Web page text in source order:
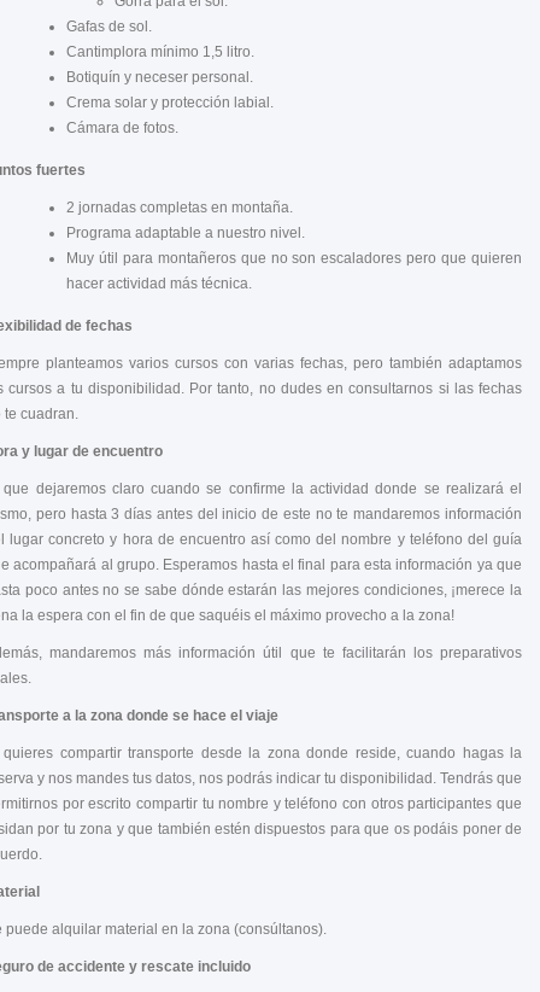
Gafas de sol.
Cantimplora mínimo 1,5 litro.
Botiquín y neceser personal.
Crema solar y protección labial.
Cámara de fotos.
fuertes
2 jornadas completas en montaña.
Programa adaptable a nuestro nivel.
Muy útil para montañeros que no son escaladores pero que quieren
hacer actividad más técnica.
de fechas
planteamos varios cursos con varias fechas, pero también adaptamos
cursos a tu disponibilidad. Por tanto, no dudes en consultarnos si las fechas
te cuadran.
y lugar de encuentro
dejaremos claro cuando se confirme la actividad donde se realizará el
pero hasta 3 días antes del inicio de este no te mandaremos información
lugar concreto y hora de encuentro así como del nombre y teléfono del guía
acompañará al grupo. Esperamos hasta el final para esta información ya que
poco antes no se sabe dónde estarán las mejores condiciones, ¡merece la
la espera con el fin de que saquéis el máximo provecho a la zona!
mandaremos más información útil que te facilitarán los preparativos
a la zona donde se hace el viaje
quieres compartir transporte desde la zona donde reside, cuando hagas la
y nos mandes tus datos, nos podrás indicar tu disponibilidad. Tendrás que
por escrito compartir tu nombre y teléfono con otros participantes que
por tu zona y que también estén dispuestos para que os podáis poner de
puede alquilar material en la zona (consúltanos).
de accidente y rescate incluido